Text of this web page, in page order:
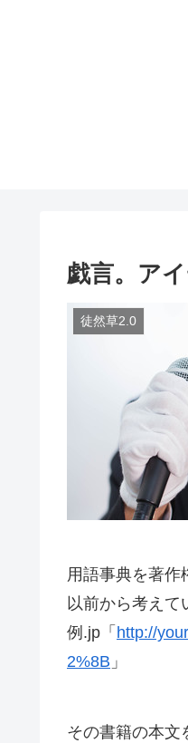
戯言。ア
徒然草2.0
用語事典を著作
以前から考え
例.jp「 http://
2%8B 」
その書籍の本文